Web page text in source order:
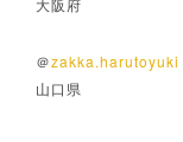
大阪府
＠zakka.harutoyuki
山口県